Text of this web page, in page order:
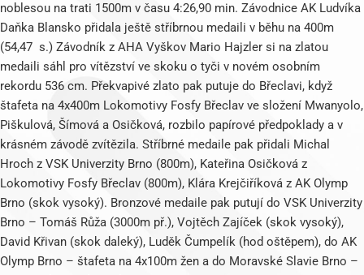
noblesou na trati 1500m v času 4:26,90 min. Závodnice AK Ludvíka
Daňka Blansko přidala ještě stříbrnou medaili v běhu na 400m
(54,47 s.) Závodník z AHA Vyškov Mario Hajzler si na zlatou
medaili sáhl pro vítězství ve skoku o tyči v novém osobním
rekordu 536 cm. Překvapivé zlato pak putuje do Břeclavi, když
štafeta na 4x400m Lokomotivy Fosfy Břeclav ve složení Mwanyolo,
Piškulová, Šímová a Osičková, rozbilo papírové předpoklady a v
krásném závodě zvítězila. Stříbrné medaile pak přidali Michal
Hroch z VSK Univerzity Brno (800m), Kateřina Osičková z
Lokomotivy Fosfy Břeclav (800m), Klára Krejčiříková z AK Olymp
Brno (skok vysoký). Bronzové medaile pak putují do VSK Univerzity
Brno – Tomáš Růža (3000m př.), Vojtěch Zajíček (skok vysoký),
David Křivan (skok daleký), Luděk Čumpelík (hod oštěpem), do AK
Olymp Brno – štafeta na 4x100m žen a do Moravské Slavie Brno –